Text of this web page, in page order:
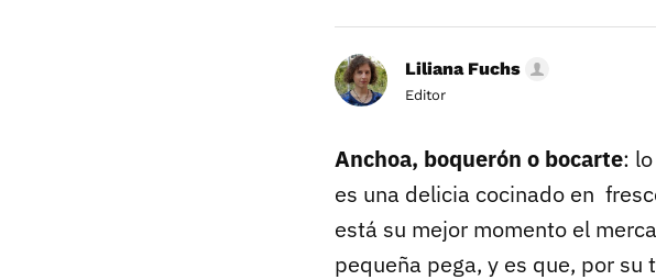
Liliana Fuchs
Editor
Anchoa, boquerón o bocarte:
es una delicia cocinado en
está su mejor momento el
pequeña pega, y es que, por